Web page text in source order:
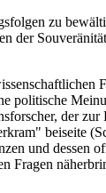
zu
der
der
beiseite
und dessen
Fragen